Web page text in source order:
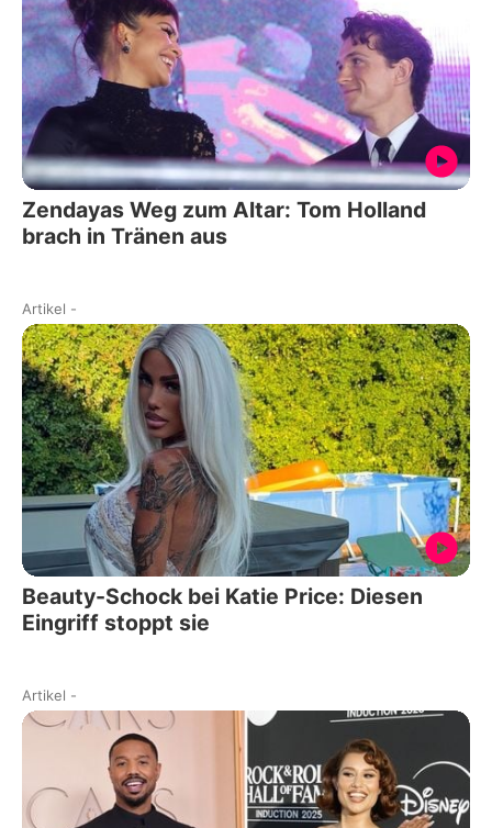
Zendayas Weg zum Altar: Tom Holland
brach in Tränen aus
Artikel -
Beauty-Schock bei Katie Price: Diesen
Eingriff stoppt sie
Artikel -